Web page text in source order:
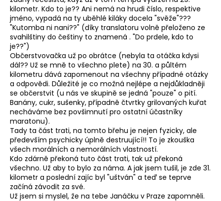
kilometr. Kdo to je?? Ani nemá na hrudi číslo, respektive
jméno, vypadá na ty uběhlé kiláky docela "svěže"???
"Kutomba ni nani??" (díky translatoru volně přeloženo ze
svahilštiny do češtiny to znamená . "Do prdele, kdo to
je??")
Občerstvovačka už po obrátce (nebyla ta otáčka kdysi
dál?? Už se mně to všechno plete) na 30. a půltém
kilometru dává zapomenout na všechny případné otázky
a odpovědi. Důležité je co možná nejlépe a nejdůkladněji
se občerstvit (u nás ve skupině se jedná "pouze" o pití.
Banány, cukr, sušenky, případně čtvrtky grilovaných kuřat
necháváme bez povšimnutí pro ostatní účastníky
maratonu).
Tady ta část trati, na tomto břehu je nejen fyzicky, ale
především psychicky úplně destruující!! To je zkouška
všech morálních a nemorálních vlastností.
Kdo zdárně překoná tuto část trati, tak už překoná
všechno. Už aby to bylo za náma. A jak jsem tušil, je zde 31.
kilometr a poslední zajíc byl "uštván" a teď se teprve
začíná závodit za své.
Už jsem si myslel, že na tebe Janáčku v Praze zapomněli.